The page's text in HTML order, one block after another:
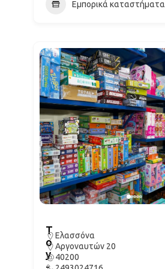
Εμπορικά καταστήματα
T
o
y
-
Ελασσόνα
Αργοναυτών 20
40200